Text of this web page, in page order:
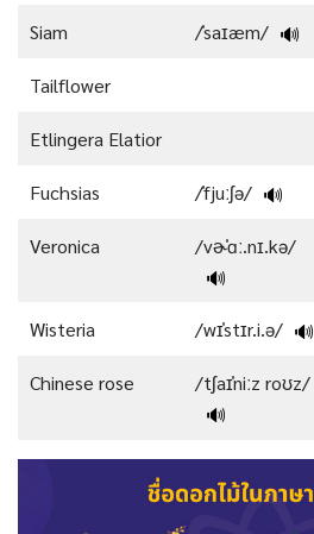
Siam /ˈsaɪæm/ 🔊
Tailflower
Etlingera Elatior
Fuchsias /ˈfjuːʃə/ 🔊
Veronica
/vɚˈɑː.nɪ.kə/
🔊
Wisteria /wɪˈstɪr.i.ə/ 🔊
Chinese rose
/tʃaɪˈniːz roʊz/
🔊